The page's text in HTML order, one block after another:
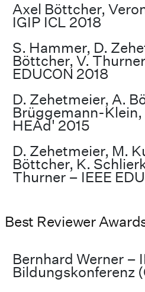
Axel Böttcher,
IGIP ICL 2018
S. Hammer, D.
Böttcher, V.
EDUCON 2018
D. Zehetmeier, A.
Brüggemann-Klein,
HEAd' 2015
D. Zehetmeier, M.
Böttcher, K.
Thurner – IEEE
Best Reviewer
Bernhard Werner –
Bildungskonferenz